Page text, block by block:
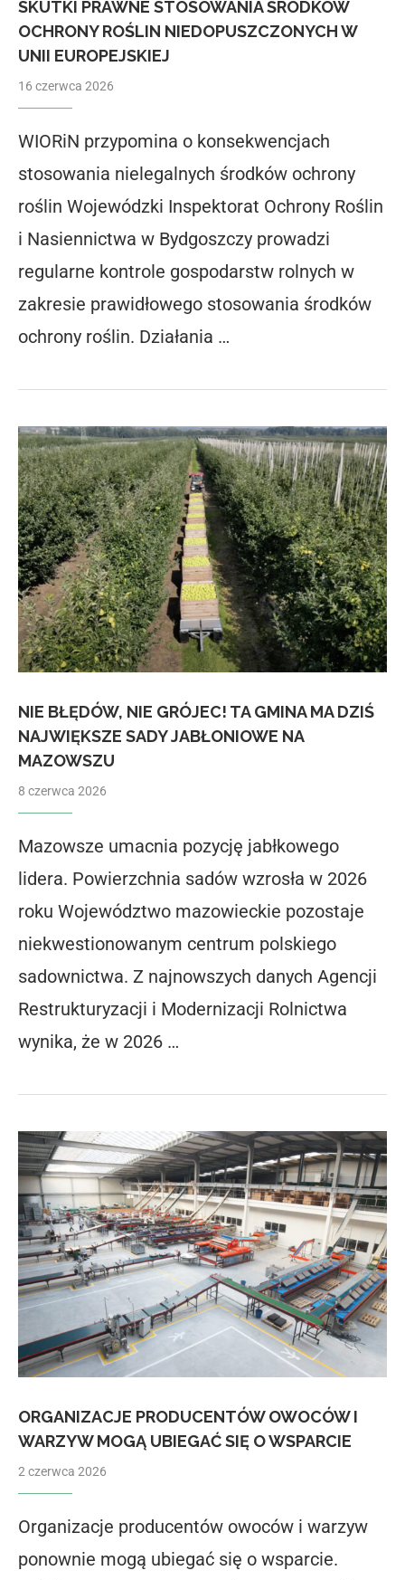
SKUTKI PRAWNE STOSOWANIA ŚRODKÓW
OCHRONY ROŚLIN NIEDOPUSZCZONYCH W
UNII EUROPEJSKIEJ
16 czerwca 2026
WIORiN przypomina o konsekwencjach
stosowania nielegalnych środków ochrony
roślin Wojewódzki Inspektorat Ochrony Roślin
i Nasiennictwa w Bydgoszczy prowadzi
regularne kontrole gospodarstw rolnych w
zakresie prawidłowego stosowania środków
ochrony roślin. Działania …
NIE BŁĘDÓW, NIE GRÓJEC! TA GMINA MA DZIŚ
NAJWIĘKSZE SADY JABŁONIOWE NA
MAZOWSZU
8 czerwca 2026
Mazowsze umacnia pozycję jabłkowego
lidera. Powierzchnia sadów wzrosła w 2026
roku Województwo mazowieckie pozostaje
niekwestionowanym centrum polskiego
sadownictwa. Z najnowszych danych Agencji
Restrukturyzacji i Modernizacji Rolnictwa
wynika, że w 2026 …
ORGANIZACJE PRODUCENTÓW OWOCÓW I
WARZYW MOGĄ UBIEGAĆ SIĘ O WSPARCIE
2 czerwca 2026
Organizacje producentów owoców i warzyw
ponownie mogą ubiegać się o wsparcie.